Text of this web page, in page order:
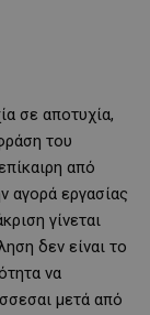
σε αποτυχία,
του
από
αγορά εργασίας
γίνεται
δεν είναι το
να
μετά από